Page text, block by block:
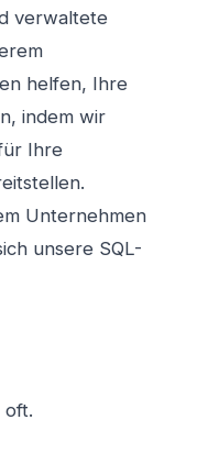
verwaltete
helfen, Ihre
indem wir
Ihre
Unternehmen
unsere SQL-
oft.